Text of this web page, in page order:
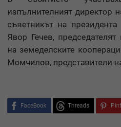
изпълнителният директор
съветникът на
Явор Гечев,
на земеделските
Момчилов, представители
FaceBook Threads